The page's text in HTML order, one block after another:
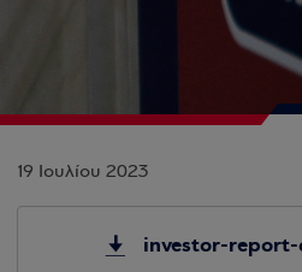
19 Ιουλίου 2023
investor-